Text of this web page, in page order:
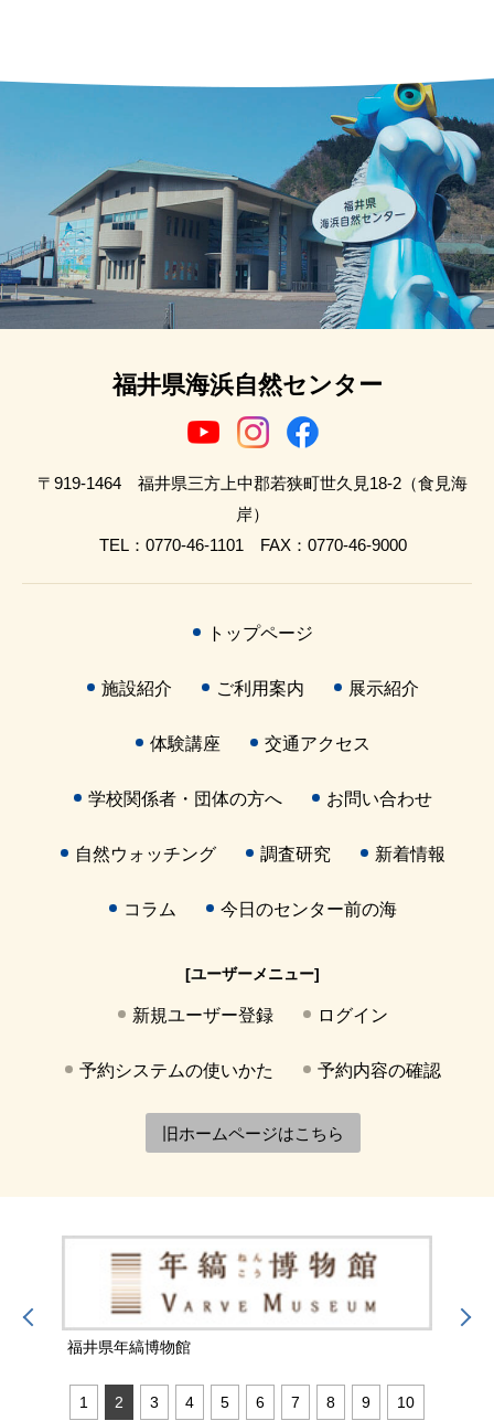
福井県海浜自然センター
〒919-1464 福井県三方上中郡若狭町世久見18-2（食見海
岸）
TEL：0770-46-1101 FAX：0770-46-9000
トップページ
施設紹介 ご利用案内 展示紹介
体験講座 交通アクセス
学校関係者・団体の方へ お問い合わせ
自然ウォッチング 調査研究 新着情報
コラム 今日のセンター前の海
[ユーザーメニュー]
新規ユーザー登録 ログイン
予約システムの使いかた 予約内容の確認
旧ホームページはこちら
福井県年縞博物館
1 2 3 4 5 6 7 8 9 10